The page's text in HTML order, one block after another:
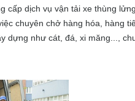
cấp dịch vụ vận tải xe thùng
chuyên chở hàng hóa, hàng
dựng như cát, đá, xi măng...,